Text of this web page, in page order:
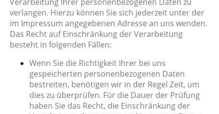
verlangen. Hierzu können Sie sich jederzeit unter der
im Impressum angegebenen Adresse an uns wenden.
Das Recht auf Einschränkung der Verarbeitung
besteht in folgenden Fällen:
Wenn Sie die Richtigkeit Ihrer bei uns
gespeicherten personenbezogenen Daten
bestreiten, benötigen wir in der Regel Zeit, um
dies zu überprüfen. Für die Dauer der Prüfung
haben Sie das Recht, die Einschränkung der